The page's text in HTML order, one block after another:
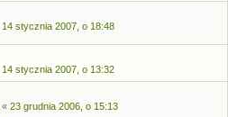
14 stycznia 2007, o 18:48
14 stycznia 2007, o 13:32
« 23 grudnia 2006, o 15:13